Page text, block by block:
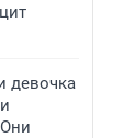
девочка